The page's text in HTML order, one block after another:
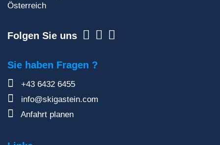
Österreich
Folgen Sie uns
Sie haben Fragen ?
+43 6432 6455
info@skigastein.com
Anfahrt planen